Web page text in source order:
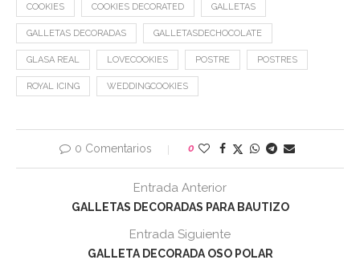
COOKIES COOKIES DECORATED GALLETAS
GALLETAS DECORADAS GALLETASDECHOCOLATE
GLASA REAL LOVECOOKIES POSTRE POSTRES
ROYAL ICING WEDDINGCOOKIES
0 Comentarios 0
Entrada Anterior
GALLETAS DECORADAS PARA BAUTIZO
Entrada Siguiente
GALLETA DECORADA OSO POLAR